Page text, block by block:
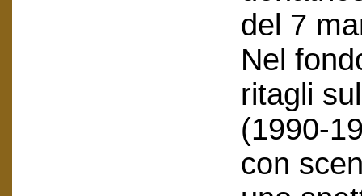
del 7
Nel
ritagli
(1990-
con